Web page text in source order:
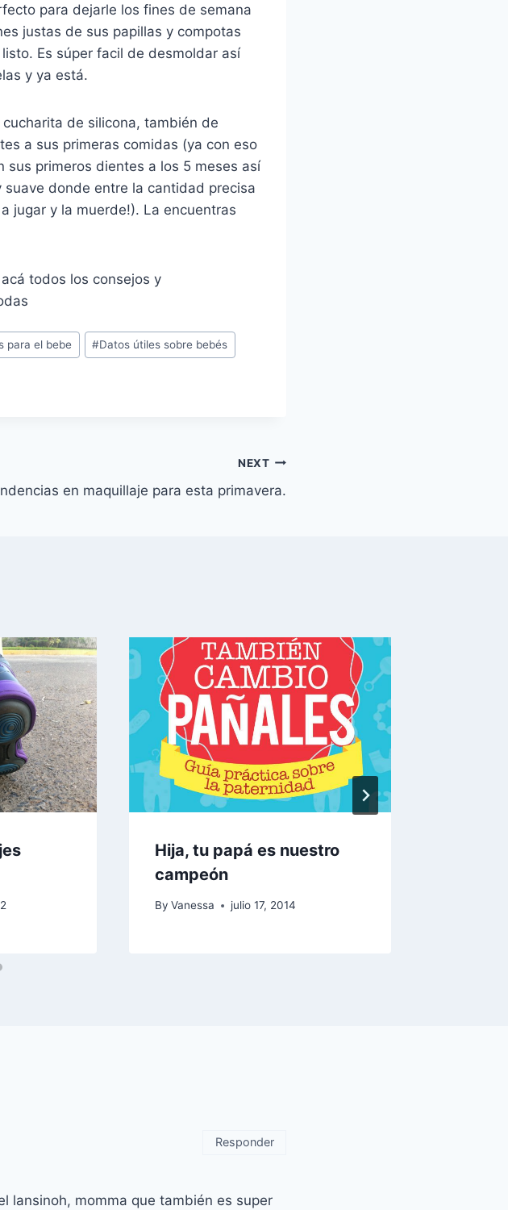
para dejarle los fines de semana
justas de sus papillas y compotas
Es súper facil de desmoldar así
y ya está.
de silicona, también de
a sus primeras comidas (ya con eso
sus primeros dientes a los 5 meses así
donde entre la cantidad precisa
jugar y la muerde!). La encuentras
todos los consejos y
para el bebe #Datos útiles sobre bebés
NEXT
en maquillaje para esta primavera.
Hija, tu papá es nuestro
campeón
By Vanessa julio 17, 2014
lansinoh, momma que también es super
Responder